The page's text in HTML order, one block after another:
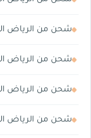
شحن من الرياض
شحن من الرياض
شحن من الرياض
شحن من الرياض